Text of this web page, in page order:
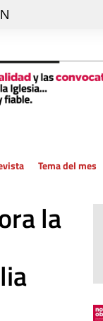
trabajo
Tema del mes
la